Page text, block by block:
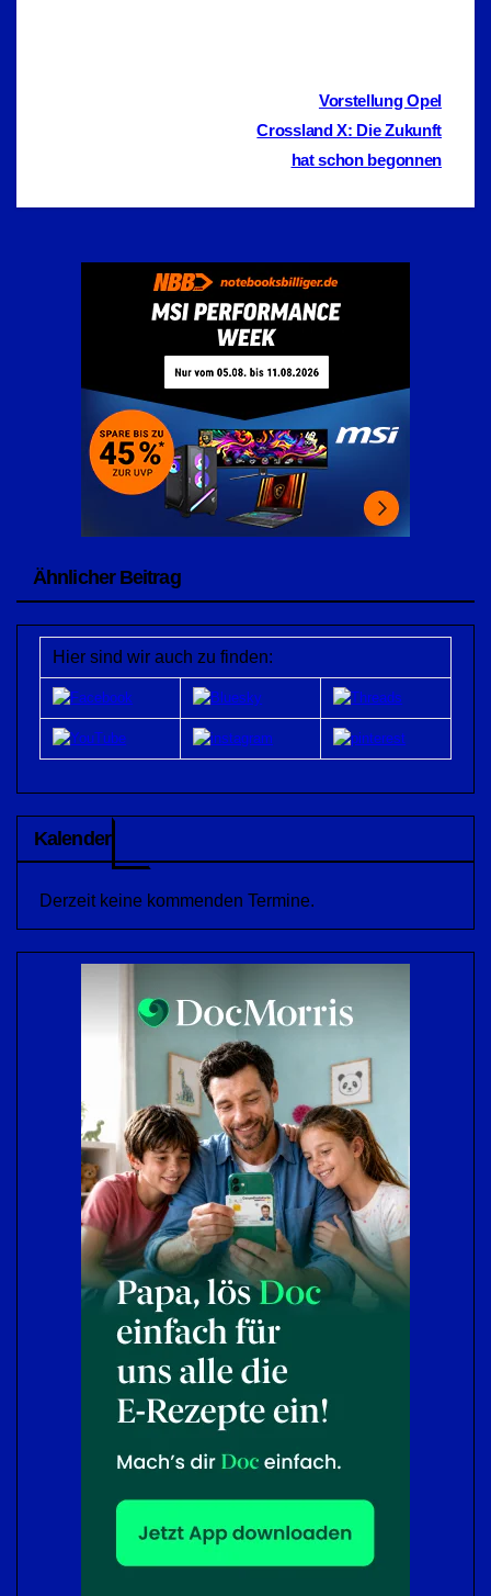
BeitragsnavigationVorstellung Opel
Crossland X: Die Zukunft
hat schon begonnen
Ähnlicher Beitrag
Hier sind wir auch zu finden:
Kalender
Derzeit keine kommenden Termine.